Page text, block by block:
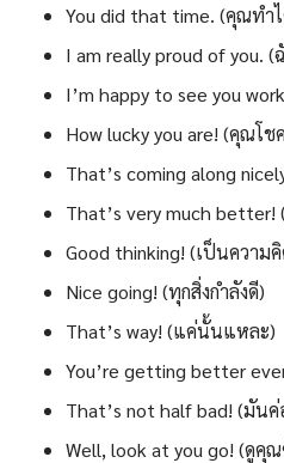
You did that time. (คุณทำ
I am really proud of you.
I’m happy to see you
How lucky you are! (คุณโช
That’s coming along
That’s very much
Good thinking! (เป็นความ
Nice going! (ทุกสิ่งกำลังดี)
That’s way! (แค่นั้นแหละ)
You’re getting better
That’s not half bad! (มัน
Well, look at you go! (ดูคุ